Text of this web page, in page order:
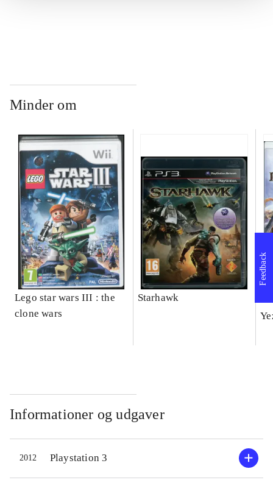
Minder om
Lego star wars III : the
clone wars
Starhawk
Informationer og udgaver
2012 Playstation 3
Feedback